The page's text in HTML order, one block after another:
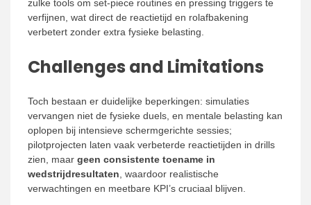
zulke tools om set-piece routines en pressing triggers te
verfijnen, wat direct de reactietijd en rolafbakening
verbetert zonder extra fysieke belasting.
Challenges and Limitations
Toch bestaan er duidelijke beperkingen: simulaties
vervangen niet de fysieke duels, en mentale belasting kan
oplopen bij intensieve schermgerichte sessies;
pilotprojecten laten vaak verbeterde reactietijden in drills
zien, maar geen consistente toename in
wedstrijdresultaten , waardoor realistische
verwachtingen en meetbare KPI’s cruciaal blijven.